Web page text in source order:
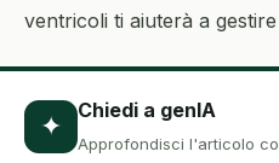
ventricoli ti aiuterà a
✦ Chiedi a genIA
Approfondisci l'articolo